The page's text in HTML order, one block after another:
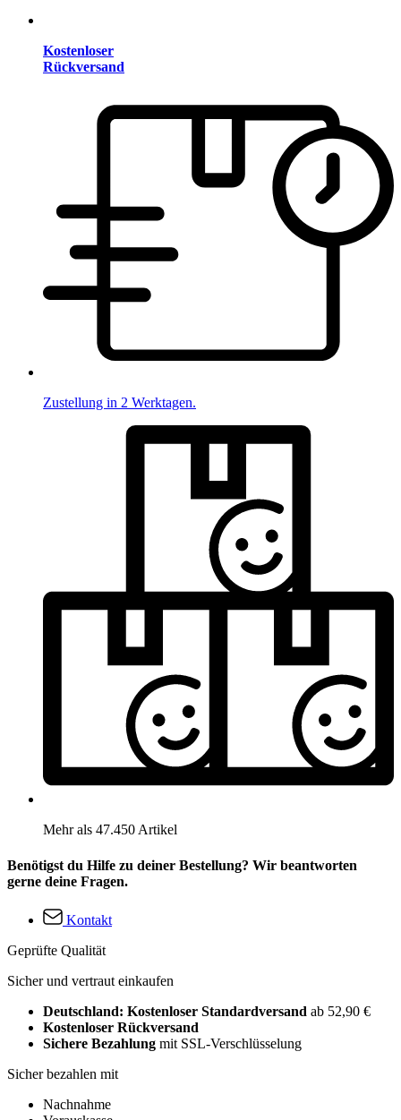
Kostenloser
Rückversand
Zustellung in 2 Werktagen.
Mehr als 47.450 Artikel
Benötigst du Hilfe zu deiner Bestellung? Wir beantworten
gerne deine Fragen.
Kontakt
Geprüfte Qualität
Sicher und vertraut einkaufen
Deutschland: Kostenloser Standardversand ab 52,90 €
Kostenloser Rückversand
Sichere Bezahlung mit SSL-Verschlüsselung
Sicher bezahlen mit
Nachnahme